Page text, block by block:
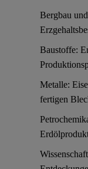
Bergbau
Baustoffe:
Metalle:
fertigen